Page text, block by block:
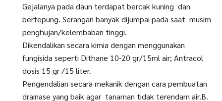
Gejalanya pada daun terdapat bercak kuning dan
bertepung. Serangan banyak dijumpai pada saat musim
penghujan/kelembaban tinggi.
Dikendalikan secara kimia dengan menggunakan
fungisida seperti Dithane 10-20 gr/15ml air; Antracol
dosis 15 gr /15 liter.
Pengendalian secara mekanik dengan cara pembuatan
drainase yang baik agar tanaman tidak terendam air.B.